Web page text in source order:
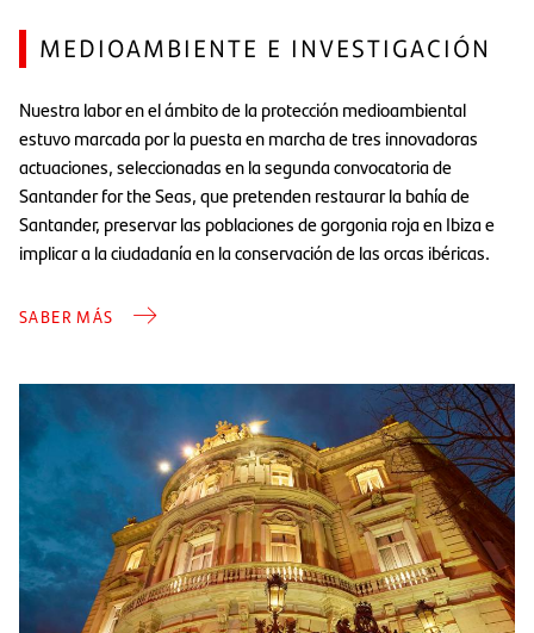
MEDIOAMBIENTE E INVESTIGACIÓN
Nuestra labor en el ámbito de la protección medioambiental
estuvo marcada por la puesta en marcha de tres innovadoras
actuaciones, seleccionadas en la segunda convocatoria de
Santander for the Seas, que pretenden restaurar la bahía de
Santander, preservar las poblaciones de gorgonia roja en Ibiza e
implicar a la ciudadanía en la conservación de las orcas ibéricas.
SABER MÁS